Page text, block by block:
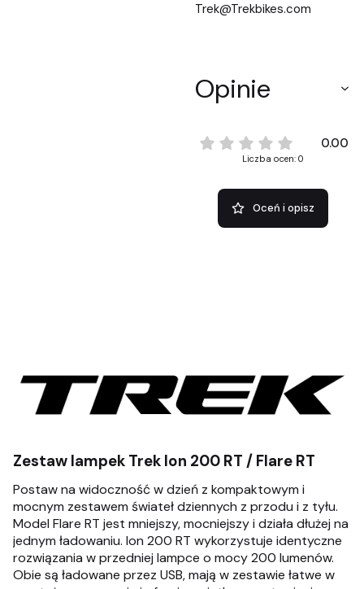
Trek@Trekbikes.com
Opinie
0.00
Liczba ocen: 0
Oceń i opisz
Zestaw lampek Trek Ion 200 RT / Flare RT
Postaw na widoczność w dzień z kompaktowym i
mocnym zestawem świateł dziennych z przodu i z tyłu.
Model Flare RT jest mniejszy, mocniejszy i działa dłużej na
jednym ładowaniu. Ion 200 RT wykorzystuje identyczne
rozwiązania w przedniej lampce o mocy 200 lumenów.
Obie są ładowane przez USB‎, mają w zestawie łatwe w